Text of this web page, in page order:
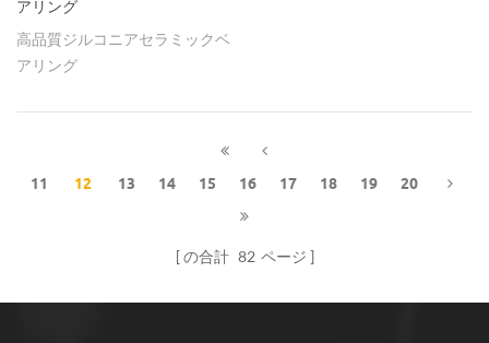
アリング
高品質ジルコニアセラミックベ
アリング
11 12 13 14 15 16 17 18 19 20
の合計 82 ページ